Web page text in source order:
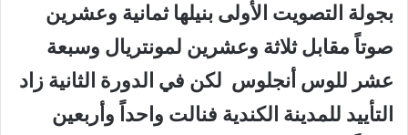
بجولة التصويت الأولى بنيلها ثمانية وعشرين
صوتاً مقابل ثلاثة وعشرين لمونتريال وسبعة
عشر للوس أنجلوس لكن في الدورة الثانية زاد
التأييد للمدينة الكندية فنالت واحداً وأربعين